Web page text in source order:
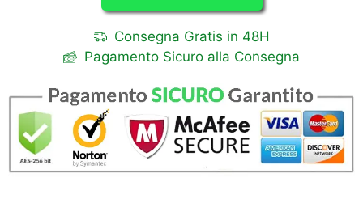
Consegna Gratis in 48H
Pagamento Sicuro alla Consegna